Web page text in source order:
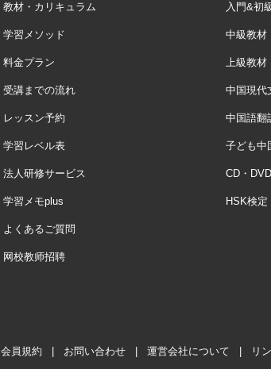
教材・カリキュラム
学習メソッド
料金プラン
受講までの流れ
レッスン予約
学習レベル表
法人研修サービス
学習メモplus
よくあるご質問
网校教师招聘
入門&初
中級教材
上級教材
中国現代
中国語翻
子ども中
CD・DVD
HSK検定
会員規約 お問い合わせ 運営会社について リ